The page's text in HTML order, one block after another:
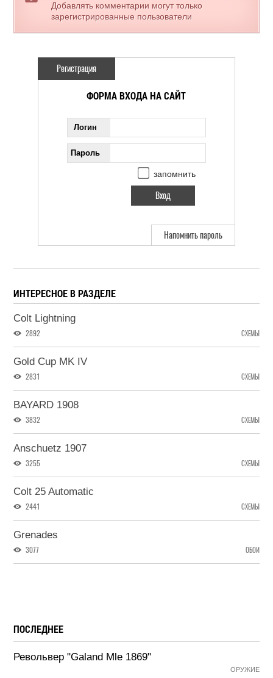
Добавлять комментарии могут только
зарегистрированные пользователи
Регистрация
ФОРМА ВХОДА НА САЙТ
Логин
Пароль
запомнить
Напомнить пароль
ИНТЕРЕСНОЕ В РАЗДЕЛЕ
Colt Lightning
2892 СХЕМЫ
Gold Cup MK IV
2831 СХЕМЫ
BAYARD 1908
3832 СХЕМЫ
Anschuetz 1907
3255 СХЕМЫ
Colt 25 Automatic
2441 СХЕМЫ
Grenades
3077 ОБОИ
ПОСЛЕДНЕЕ
Револьвер "Galand Mle 1869"
ОРУЖИЕ